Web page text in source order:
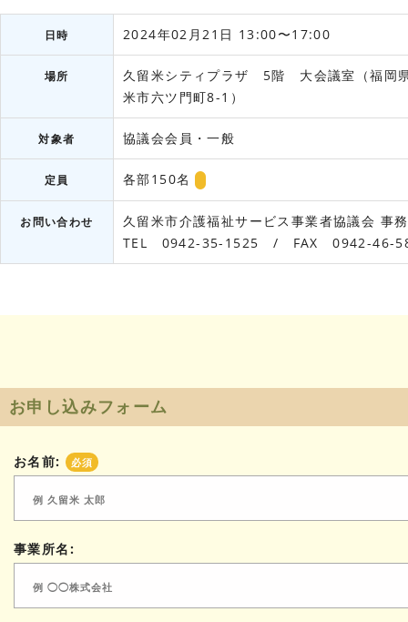
日時 2024年02月21日 13:00〜17:00
場所
久留米シティプラザ 5階 大会議室（福岡
米市六ツ門町8-1）
対象者 協議会会員・一般
定員 各部150名
お問い合わせ 久留米市介護福祉サービス事業者協議会 事
TEL 0942-35-1525 / FAX 0942-46-
お申し込みフォーム
お名前: 必須
事業所名: